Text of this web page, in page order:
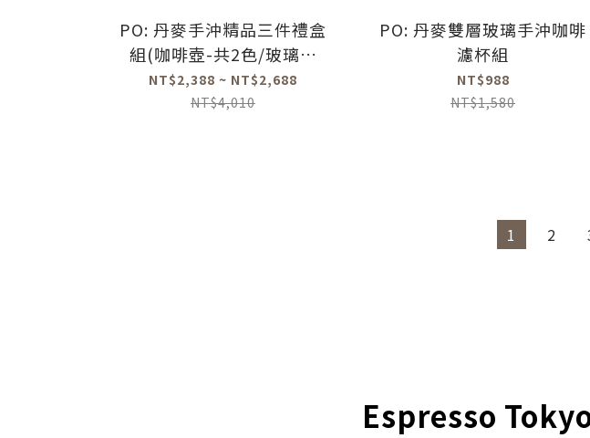
PO: 丹麥手沖精品三件禮盒
組(咖啡壺-共2色/玻璃杯
350ml-共4色/咖啡磨-共2
款)
NT$2,388 ~ NT$2,688
NT$4,010
PO: 丹麥雙層玻璃手沖咖啡
濾杯組
NT$988
NT$1,580
1 2
Espresso